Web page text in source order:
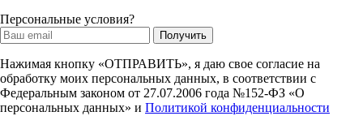
Персональные условия?
Нажимая кнопку «ОТПРАВИТЬ», я даю свое согласие на
обработку моих персональных данных, в соответствии с
Федеральным законом от 27.07.2006 года №152-ФЗ «О
персональных данных» и Политикой конфиденциальности